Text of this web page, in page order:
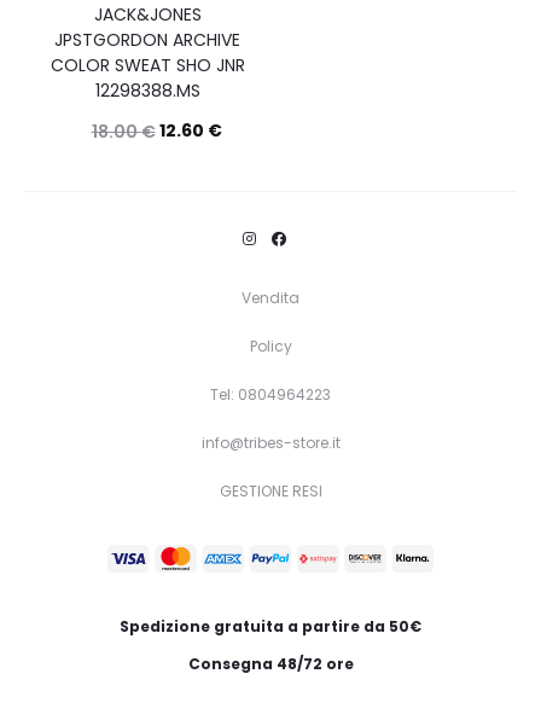
JACK&JONES
JPSTGORDON ARCHIVE
COLOR SWEAT SHO JNR
12298388.MS
18.00€12.60 €
opzioni
essere
scelte
pagina
prodotto
Vendita
Policy
Tel: 0804964223
info@tribes-store.it
GESTIONE RESI
Spedizione gratuita a partire da 50€
Consegna 48/72 ore